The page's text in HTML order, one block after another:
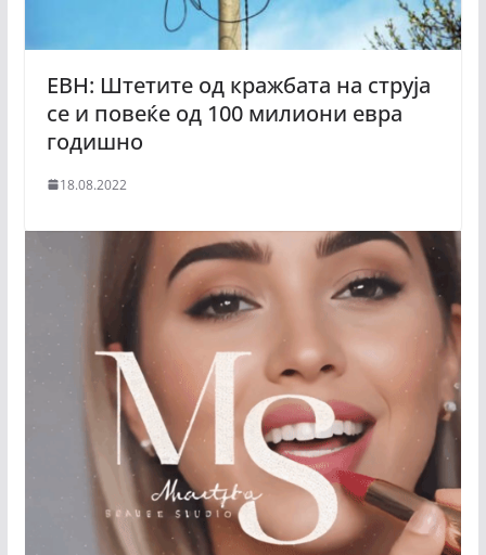
ЕВН: Штетите од кражбата на струја
се и повеќе од 100 милиони евра
годишно
18.08.2022